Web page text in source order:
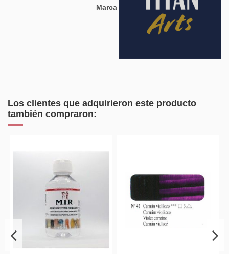
Marca
Los clientes que adquirieron este producto
también compraron: